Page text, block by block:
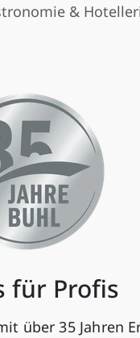
&
für Profis
über 35 Jahren